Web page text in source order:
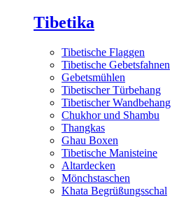
Tibetika
Tibetische Flaggen
Tibetische Gebetsfahnen
Gebetsmühlen
Tibetischer Türbehang
Tibetischer Wandbehang
Chukhor und Shambu
Thangkas
Ghau Boxen
Tibetische Manisteine
Altardecken
Mönchstaschen
Khata Begrüßungsschal